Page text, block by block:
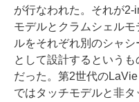
が行なわれた。それが2-
モデルとクラムシェルモ
ルをそれぞれ別のシャシ
として設計するというも
だった。第2世代のLaVie
ではタッチモデルと非タ